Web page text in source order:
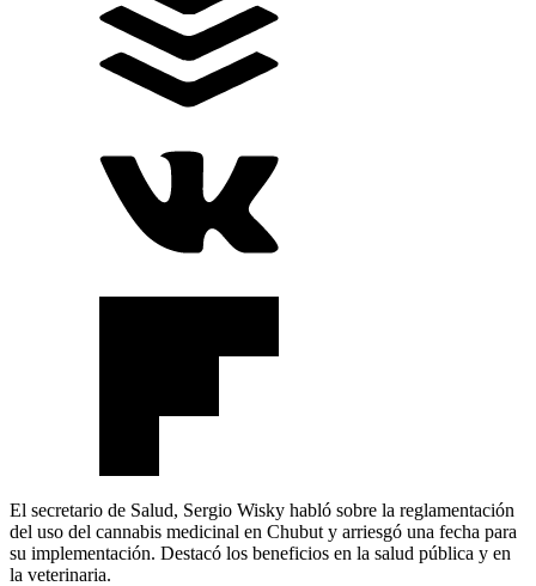
El secretario de Salud, Sergio Wisky habló sobre la reglamentación
del uso del cannabis medicinal en Chubut y arriesgó una fecha para
su implementación. Destacó los beneficios en la salud pública y en
la veterinaria.